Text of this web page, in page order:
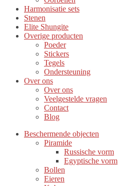
Harmonisatie sets
Stenen
Elite Shungite
Overige producten
Poeder
Stickers
Tegels
Ondersteuning
Over ons
Over ons
Veelgestelde vragen
Contact
Blog
Beschermende objecten
Piramide
Russische vorm
Egyptische vorm
Bollen
Eieren